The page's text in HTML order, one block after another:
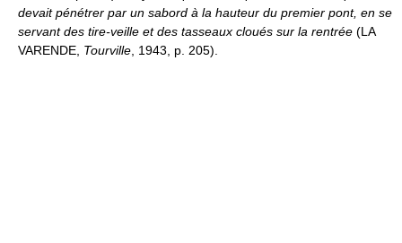
devait pénétrer par un sabord à la hauteur du premier pont, en se
servant des tire-veille et des tasseaux cloués sur la rentrée (LA
VARENDE, Tourville , 1943, p. 205).